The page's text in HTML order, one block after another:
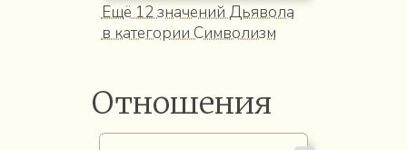
Ещё 12 значений Дьявола
в категории Символизм
Отношения